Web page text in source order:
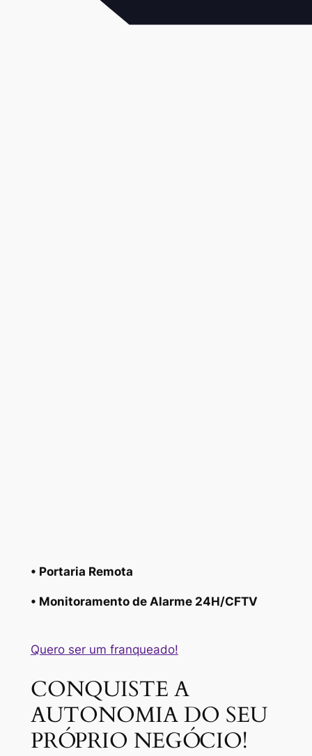
• Portaria Remota
• Monitoramento de Alarme 24H/CFTV
Quero ser um franqueado!
CONQUISTE A
AUTONOMIA DO SEU
PRÓPRIO NEGÓCIO!